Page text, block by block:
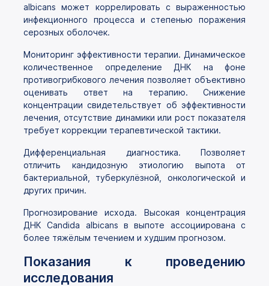
albicans может коррелировать с выраженностью
инфекционного процесса и степенью поражения
серозных оболочек.
Мониторинг эффективности терапии. Динамическое
количественное определение ДНК на фоне
противогрибкового лечения позволяет объективно
оценивать ответ на терапию. Снижение
концентрации свидетельствует об эффективности
лечения, отсутствие динамики или рост показателя
требует коррекции терапевтической тактики.
Дифференциальная диагностика. Позволяет
отличить кандидозную этиологию выпота от
бактериальной, туберкулёзной, онкологической и
других причин.
Прогнозирование исхода. Высокая концентрация
ДНК Candida albicans в выпоте ассоциирована с
более тяжёлым течением и худшим прогнозом.
Показания к проведению
исследования